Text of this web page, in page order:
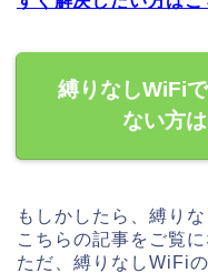
縛りなしWiFi
ない方
もしかしたら、縛り
こちらの記事をご覧
ただ、縛りなしWiFi